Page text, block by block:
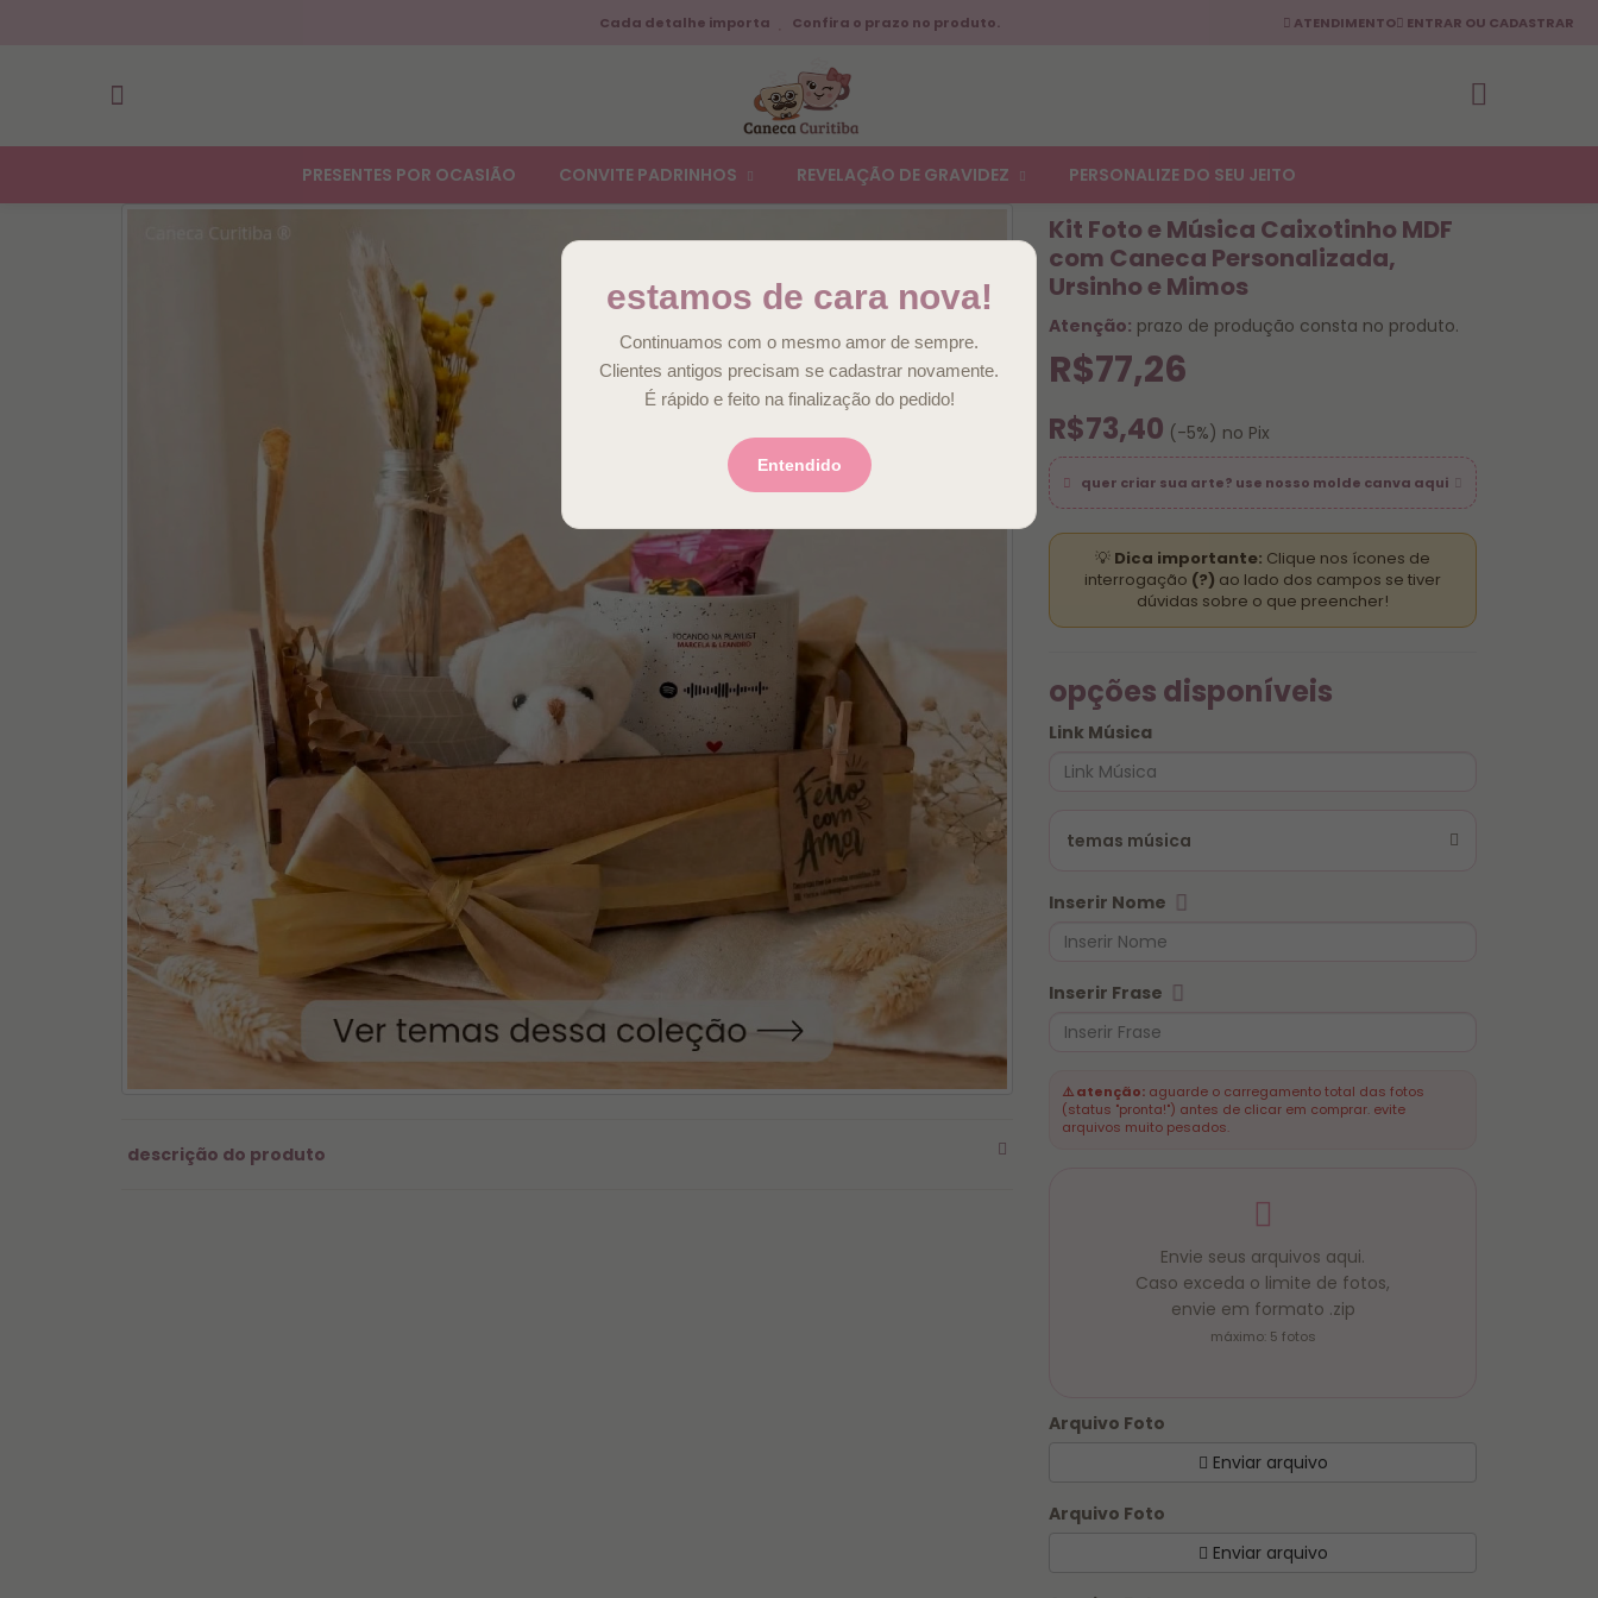
Cada detalhe importa Confira o prazo no produto. ATENDIMENTO ENTRAR OU CADASTRAR
PRESENTES POR OCASIÃO CONVITE PADRINHOS REVELAÇÃO DE GRAVIDEZ PERSONALIZE DO SEU JEITO
descrição do produto
Kit Foto e Música Caixotinho MDF
com Caneca Personalizada,
Ursinho e Mimos
Atenção: prazo de produção consta no produto.
R$77,26
R$73,40 (-5%) no Pix
quer criar sua arte? use nosso molde canva aqui
💡 Dica importante: Clique nos ícones de
interrogação (?) ao lado dos campos se tiver
dúvidas sobre o que preencher!
opções disponíveis
Link Música
temas música
Inserir Nome
Inserir Frase
⚠️ atenção: aguarde o carregamento total das fotos
(status "pronta!") antes de clicar em comprar. evite
arquivos muito pesados.
Envie seus arquivos aqui.
Caso exceda o limite de fotos,
envie em formato .zip
máximo: 5 fotos
Arquivo Foto
Enviar arquivo
Arquivo Foto
Enviar arquivo
estamos de cara nova!
Continuamos com o mesmo amor de sempre.
Clientes antigos precisam se cadastrar novamente.
É rápido e feito na finalização do pedido!
Entendido